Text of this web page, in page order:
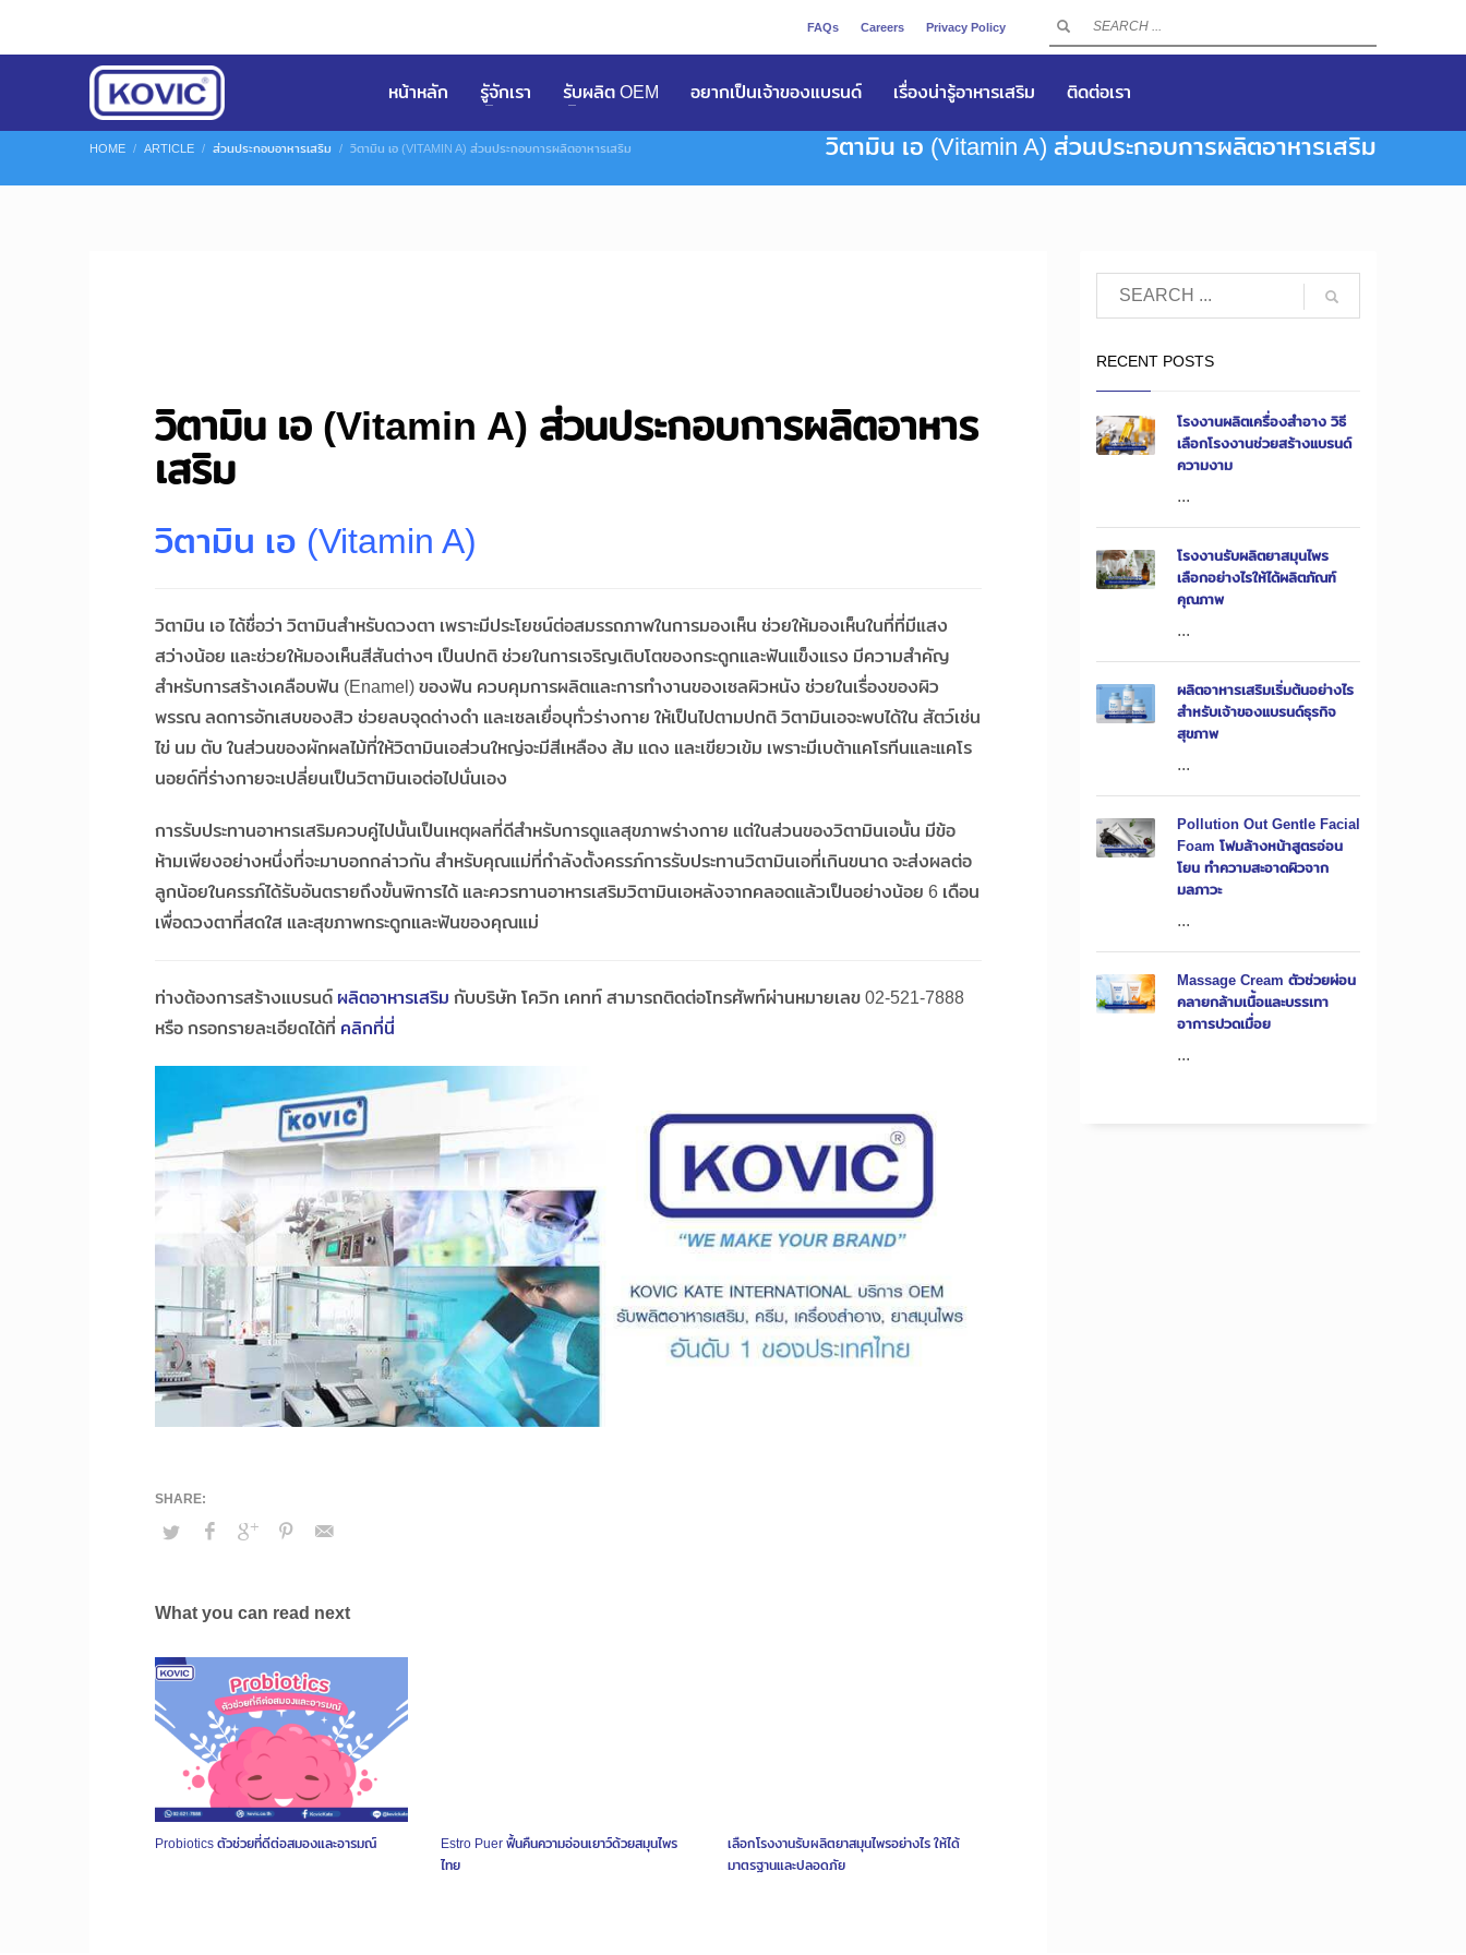
FAQs Careers Privacy Policy
หน้าหลัก รูัจักเรา รับผลิต OEM อยากเป็นเจ้าของแบรนด์ เรื่องน่ารู้อาหารเสริม ติดต่อเรา
HOME ARTICLE ส่วนประกอบอาหารเสริม วิตามิน เอ (VITAMIN A) ส่วนประกอบการผลิตอาหารเสริม วิตามิน เอ (Vitamin A) ส่วนประกอบการผลิตอาหารเสริม
วิตามิน เอ (Vitamin A) ส่วนประกอบการผลิตอาหาร
เสริม
วิตามิน เอ (Vitamin A)
วิตามิน เอ ได้ชื่อว่า วิตามินสำหรับดวงตา เพราะมีประโยชน์ต่อสมรรถภาพในการมองเห็น ช่วยให้มองเห็นในที่ที่มีแสง
สว่างน้อย และช่วยให้มองเห็นสีสันต่างๆ เป็นปกติ ช่วยในการเจริญเติบโตของกระดูกและฟันแข็งแรง มีความสำคัญ
สำหรับการสร้างเคลือบฟัน (Enamel) ของฟัน ควบคุมการผลิตและการทำงานของเซลผิวหนัง ช่วยในเรื่องของผิว
พรรณ ลดการอักเสบของสิว ช่วยลบจุดด่างดำ และเซลเยื่อบุทั่วร่างกาย ให้เป็นไปตามปกติ วิตามินเอจะพบได้ใน สัตว์เช่น
ไข่ นม ตับ ในส่วนของผักผลไม้ที่ให้วิตามินเอส่วนใหญ่จะมีสีเหลือง ส้ม แดง และเขียวเข้ม เพราะมีเบต้าแคโรทีนและแคโร
นอยด์ที่ร่างกายจะเปลี่ยนเป็นวิตามินเอต่อไปนั่นเอง
การรับประทานอาหารเสริมควบคู่ไปนั้นเป็นเหตุผลที่ดีสำหรับการดูแลสุขภาพร่างกาย แต่ในส่วนของวิตามินเอนั้น มีข้อ
ห้ามเพียงอย่างหนึ่งที่จะมาบอกกล่าวกัน สำหรับคุณแม่ที่กำลังตั้งครรภ์การรับประทานวิตามินเอที่เกินขนาด จะส่งผลต่อ
ลูกน้อยในครรภ์ได้รับอันตรายถึงขั้นพิการได้ และควรทานอาหารเสริมวิตามินเอหลังจากคลอดแล้วเป็นอย่างน้อย 6 เดือน
เพื่อดวงตาที่สดใส และสุขภาพกระดูกและฟันของคุณแม่
ท่างต้องการสร้างแบรนด์ ผลิตอาหารเสริม กับบริษัท โควิก เคทท์ สามารถติดต่อโทรศัพท์ผ่านหมายเลข 02-521-7888
หรือ กรอกรายละเอียดได้ที่ คลิกที่นี่
What you can read next
Probiotics ตัวช่วยที่ดีต่อสมองและอารมณ์
Estro Puer ฟื้นคืนความอ่อนเยาว์ด้วยสมุนไพร
ไทย
เลือกโรงงานรับผลิตยาสมุนไพรอย่างไร ให้ได้
มาตรฐานและปลอดภัย
RECENT POSTS
โรงงานผลิตเครื่องสำอาง วิธี
เลือกโรงงานช่วยสร้างแบรนด์
ความงาม
...
โรงงานรับผลิตยาสมุนไพร
เลือกอย่างไรให้ได้ผลิตภัณฑ์
คุณภาพ
...
ผลิตอาหารเสริมเริ่มต้นอย่างไร
สำหรับเจ้าของแบรนด์ธุรกิจ
สุขภาพ
...
Pollution Out Gentle Facial
Foam โฟมล้างหน้าสูตรอ่อน
โยน ทำความสะอาดผิวจาก
มลภาวะ
...
Massage Cream ตัวช่วยผ่อน
คลายกล้ามเนื้อและบรรเทา
อาการปวดเมื่อย
...